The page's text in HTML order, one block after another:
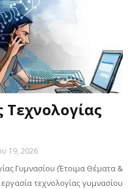
Τεχνολογίας
19, 2026
Γυμνασίου (Έτοιμα Θέματα &
τεχνολογίας γυμνασίου